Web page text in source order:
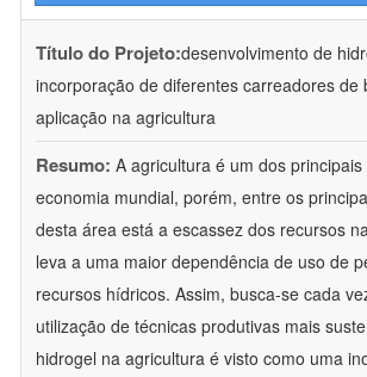
Título do Projeto:desenvolvimento de
incorporação de diferentes carreadores de
aplicação na agricultura
Resumo: A agricultura é um dos
economia mundial, porém, entre os
desta área está a escassez dos recursos
leva a uma maior dependência de uso de
recursos hídricos. Assim, busca-se cada
utilização de técnicas produtivas mais
hidrogel na agricultura é visto como uma